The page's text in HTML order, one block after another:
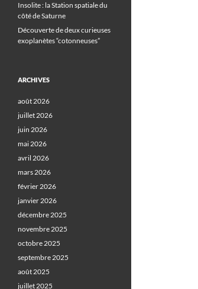
Insolite : la Station spatiale du
côté de Saturne
Découverte de deux curieuses
exoplanètes “cotonneuses”
ARCHIVES
août 2026
juillet 2026
juin 2026
mai 2026
avril 2026
mars 2026
février 2026
janvier 2026
décembre 2025
novembre 2025
octobre 2025
septembre 2025
août 2025
juillet 2025